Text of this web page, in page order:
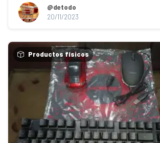
@detodo
20/11/2023
Productos físicos